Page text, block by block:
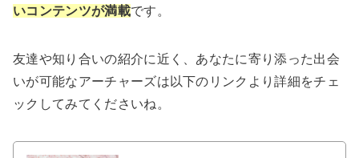
いコンテンツが満載です。
友達や知り合いの紹介に近く、あなたに寄り添った出会
いが可能なアーチャーズは以下のリンクより詳細をチェ
ックしてみてくださいね。